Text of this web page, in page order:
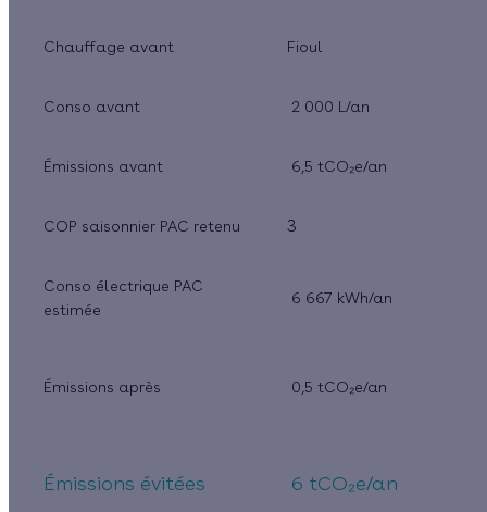
Chauffage avant Fioul
Conso avant 2 000 L/an
Émissions avant 6,5 tCO₂e/an
COP saisonnier PAC retenu 3
Conso électrique PAC
estimée
6 667 kWh/an
Émissions après 0,5 tCO₂e/an
Émissions évitées 6 tCO₂e/an